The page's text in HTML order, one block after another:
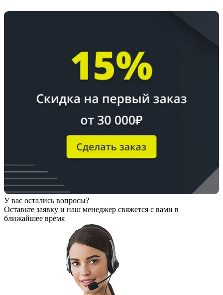
У вас остались вопросы?
Оставьте заявку и наш менеджер свяжется с вами в
ближайшее время